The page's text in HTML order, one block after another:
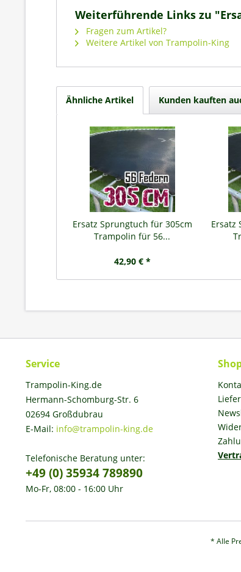
Weiterführende Links zu
Fragen zum Artikel?
Weitere Artikel von Trampolin-King
Ähnliche Artikel Kunden kauften
Ersatz Sprungtuch für 305cm
Trampolin für 56...
42,90 € *
Ersatz
Service
Trampolin-King.de
Hermann-Schomburg-Str. 6
02694 Großdubrau
E-Mail: info@trampolin-king.de
Telefonische Beratung unter:
+49 (0) 35934 789890
Mo-Fr, 08:00 - 16:00 Uhr
* Alle